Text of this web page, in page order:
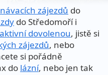
zájezdů do
do Středomoří i
aktivní dovolenou, jistě si
zájezdů, nebo
si pořádně
do lázní, nebo jen tak